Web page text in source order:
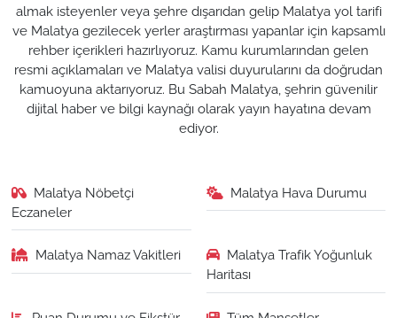
almak isteyenler veya şehre dışarıdan gelip Malatya yol tarifi
ve Malatya gezilecek yerler araştırması yapanlar için kapsamlı
rehber içerikleri hazırlıyoruz. Kamu kurumlarından gelen
resmi açıklamaları ve Malatya valisi duyurularını da doğrudan
kamuoyuna aktarıyoruz. Bu Sabah Malatya, şehrin güvenilir
dijital haber ve bilgi kaynağı olarak yayın hayatına devam
ediyor.
Malatya Nöbetçi
Eczaneler
Malatya Hava Durumu
Malatya Namaz Vakitleri
Malatya Trafik Yoğunluk
Haritası